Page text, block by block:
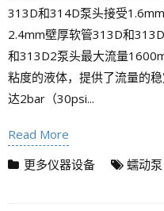
313D和314D泵头接受
2.4mm壁厚软管313D和
和313D2泵头最大流量
粘度的液体，提供了流量的
达2bar（30psi...
Read More
更多仪器设备
蠕动泵